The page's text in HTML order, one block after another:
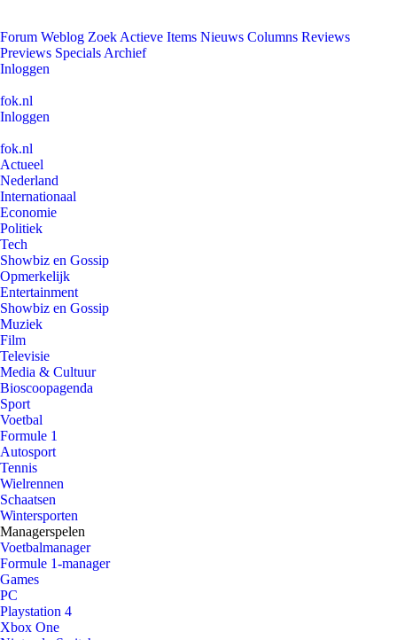
Forum Weblog Zoek Actieve Items Nieuws Columns Reviews
Previews Specials Archief
Inloggen
fok.nl
Inloggen
fok.nl
Actueel
Nederland
Internationaal
Economie
Politiek
Tech
Showbiz en Gossip
Opmerkelijk
Entertainment
Showbiz en Gossip
Muziek
Film
Televisie
Media & Cultuur
Bioscoopagenda
Sport
Voetbal
Formule 1
Autosport
Tennis
Wielrennen
Schaatsen
Wintersporten
Managerspelen
Voetbalmanager
Formule 1-manager
Games
PC
Playstation 4
Xbox One